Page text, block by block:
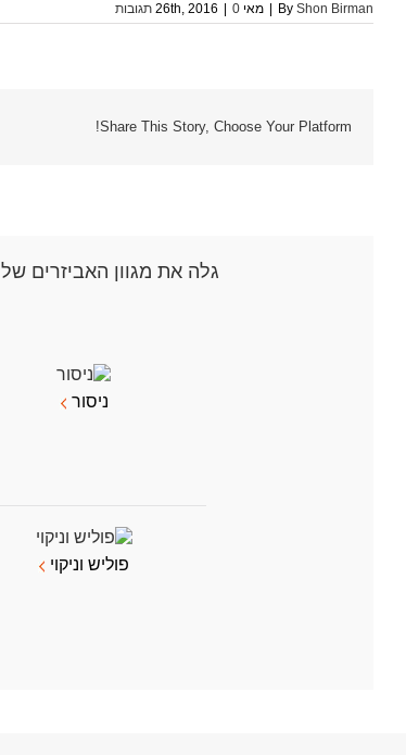
By Shon Birman מאי 26th, 2016 0 תגובות
Share This Story, Choose Your Platform!
גלה את מגוון האביזרים של FEIN
ניסור
פוליש וניקוי